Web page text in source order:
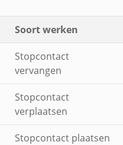
Soort werken
Stopcontact
vervangen
Stopcontact
verplaatsen
Stopcontact plaatsen